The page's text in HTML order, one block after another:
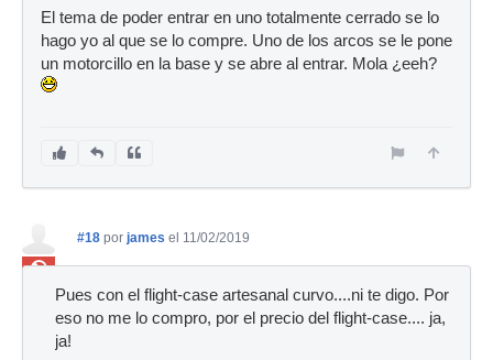
El tema de poder entrar en uno totalmente cerrado se lo
hago yo al que se lo compre. Uno de los arcos se le pone
un motorcillo en la base y se abre al entrar. Mola ¿eeh?
#18 por james el 11/02/2019
Pues con el flight-case artesanal curvo....ni te digo. Por
eso no me lo compro, por el precio del flight-case.... ja,
ja!